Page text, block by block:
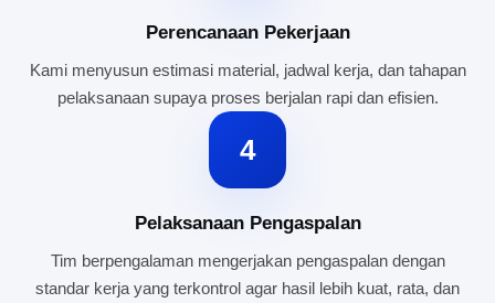
Perencanaan Pekerjaan
Kami menyusun estimasi material, jadwal kerja, dan tahapan
pelaksanaan supaya proses berjalan rapi dan efisien.
4
Pelaksanaan Pengaspalan
Tim berpengalaman mengerjakan pengaspalan dengan
standar kerja yang terkontrol agar hasil lebih kuat, rata, dan